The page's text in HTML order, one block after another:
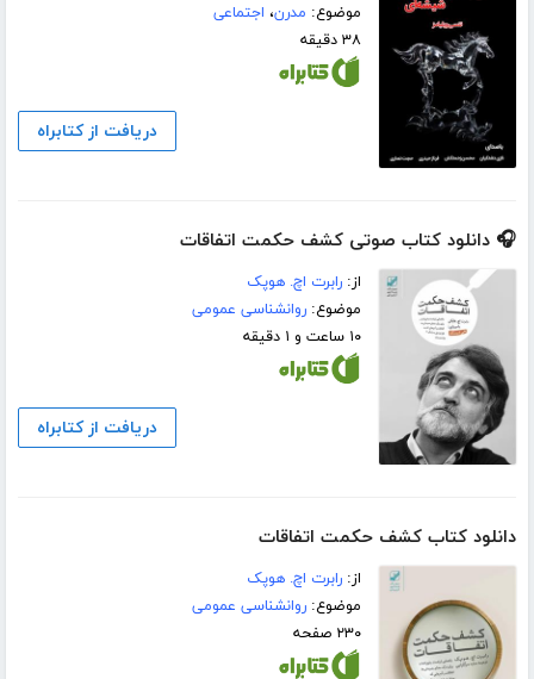
موضوع: مدرن، اجتماعی
۳۸ دقیقه
دریافت از کتابراه
🎧 دانلود کتاب صوتی کشف حکمت اتفاقات
از:رابرت اچ. هوپک
موضوع:روانشناسی عمومی
۱۰ ساعت و ۱ دقیقه
دریافت از کتابراه
دانلود کتاب کشف حکمت اتفاقات
از:رابرت اچ. هوپک
موضوع:روانشناسی عمومی
۲۳۰ صفحه